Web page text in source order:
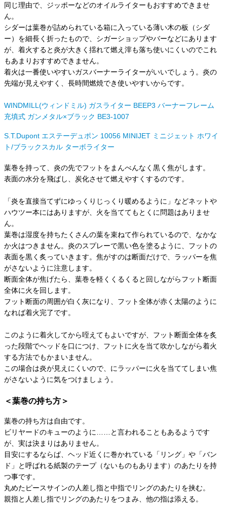
同じ理由で、ジッポーなどのオイルライターもおすすめできませ
ん。
シダーは葉巻が詰められている箱に入っている薄い木の板（シダ
ー）を細長く折ったもので、シガーショップやバーなどにあります
が、着火すると炎が大きく揺れて燃え滓も落ち使いにくいのでこれ
もあまりおすすめできません。
着火は一番使いやすいガスバーナーライターがいいでしょう。炎の
先端が見えやすく、長時間燃焼でき使いやすいからです。
WINDMILL(ウィンドミル) ガスライター BEEP3 バーナーフレーム
充填式 ガンメタル×ブラック BE3-1007
S.T.Dupont エステーデュポン 10056 MINIJET ミニジェット ホワイ
ト/ブラックスカル ターボライター
葉巻を持って、炎の先でフットをまんべんなく黒く焦がします。
表面の水分を飛ばし、炭化させて燃えやすくするのです。
「炎を直接当てずにゆっくりじっくり暖めるように」などネットや
ハウツー本にはありますが、火を当ててもとくに問題はありませ
ん。
葉巻は湿度を持ちたくさんの葉を束ねて作られているので、なかな
か火はつきません。炎のスプレーで黒い色を塗るように、フットの
表面を黒く炙っていきます。焦がすのは断面だけで、ラッパーを焦
がさないように注意します。
断面全体が焦げたら、葉巻を軽くくるくると回しながらフット断面
全体に火を回します。
フット断面の周囲が白く灰になり、フット全体が赤く太陽のように
なれば着火完了です。
このように着火してから咥えてもよいですが、フット断面全体を炙
った段階でヘッドを口につけ、フットに火を当て吹かしながら着火
する方法でもかまいません。
この場合は炎が見えにくいので、にラッパーに火を当ててしまい焦
がさないように気をつけましょう。
＜葉巻の持ち方＞
葉巻の持ち方は自由です。
ビリヤードのキューのように……と言われることもあるようです
が、実は決まりはありません。
目安にするならば、ヘッド近くに巻かれている「リング」や「バン
ド」と呼ばれる紙製のテープ（ないものもあります）のあたりを持
つ事です。
丸めたピースサインの人差し指と中指でリングのあたりを挟む。
親指と人差し指でリングのあたりをつまみ、他の指は添える。